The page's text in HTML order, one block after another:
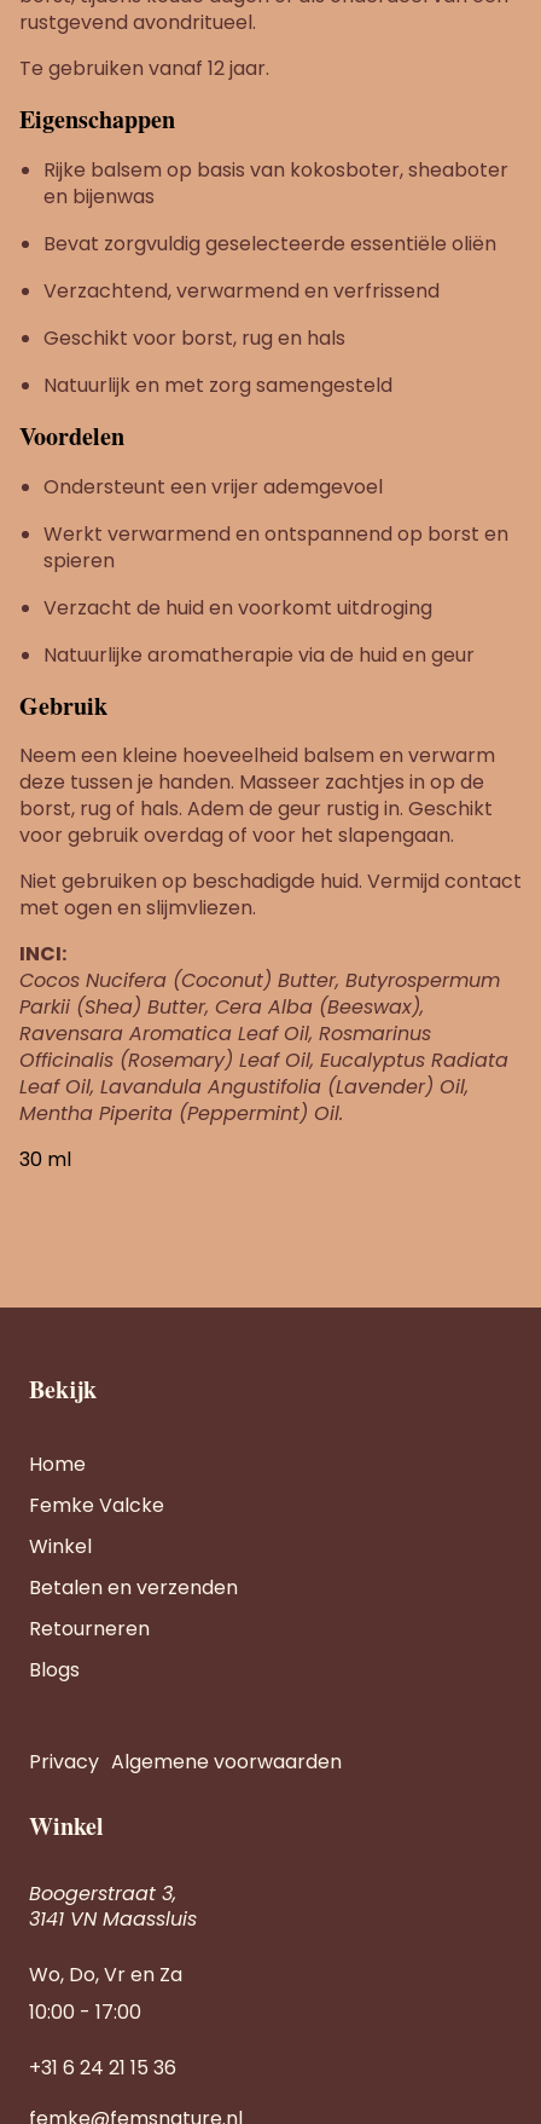
rustgevend avondritueel.
Te gebruiken vanaf 12 jaar.
Eigenschappen
Rijke balsem op basis van kokosboter, sheaboter
en bijenwas
Bevat zorgvuldig geselecteerde essentiële oliën
Verzachtend, verwarmend en verfrissend
Geschikt voor borst, rug en hals
Natuurlijk en met zorg samengesteld
Voordelen
Ondersteunt een vrijer ademgevoel
Werkt verwarmend en ontspannend op borst en
spieren
Verzacht de huid en voorkomt uitdroging
Natuurlijke aromatherapie via de huid en geur
Gebruik
Neem een kleine hoeveelheid balsem en verwarm
deze tussen je handen. Masseer zachtjes in op de
borst, rug of hals. Adem de geur rustig in. Geschikt
voor gebruik overdag of voor het slapengaan.
Niet gebruiken op beschadigde huid. Vermijd contact
met ogen en slijmvliezen.
INCI:
Cocos Nucifera (Coconut) Butter, Butyrospermum
Parkii (Shea) Butter, Cera Alba (Beeswax),
Ravensara Aromatica Leaf Oil, Rosmarinus
Officinalis (Rosemary) Leaf Oil, Eucalyptus Radiata
Leaf Oil, Lavandula Angustifolia (Lavender) Oil,
Mentha Piperita (Peppermint) Oil.
30 ml
Bekijk
Home
Femke Valcke
Winkel
Betalen en verzenden
Retourneren
Blogs
Privacy Algemene voorwaarden
Winkel
Boogerstraat 3,
3141 VN Maassluis
Wo, Do, Vr en Za
10:00 - 17:00
+31 6 24 21 15 36